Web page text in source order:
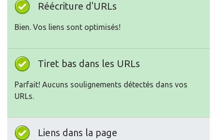
Réécriture d'URLs
Bien. Vos liens sont optimisés!
Tiret bas dans les URLs
Parfait! Aucuns soulignements détectés dans vos
URLs.
Liens dans la page